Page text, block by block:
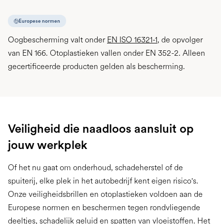
Europese normen
Oogbescherming valt onder EN ISO 16321-1, de opvolger
van EN 166. Otoplastieken vallen onder EN 352-2. Alleen
gecertificeerde producten gelden als bescherming.
Veiligheid die naadloos aansluit op
jouw werkplek
Of het nu gaat om onderhoud, schadeherstel of de
spuiterij, elke plek in het autobedrijf kent eigen risico's.
Onze veiligheidsbrillen en otoplastieken voldoen aan de
Europese normen en beschermen tegen rondvliegende
deeltjes, schadelijk geluid en spatten van vloeistoffen. Het